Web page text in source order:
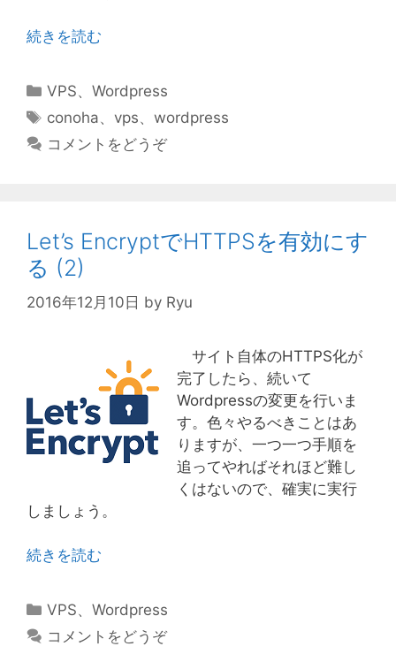
続きを読む
カ
テ
リ
VPS、Wordpress
タ
グ
conoha、 vps、wordpress
コメントをどうぞ
Let’s EncryptでHTTPSを有効にす
る (2)
2016年12月10日 by Ryu
サイト自体のHTTPS化が
完了したら、続いて
Wordpressの変更を行いま
す。色々やるべきことはあ
りますが、一つ一つ手順を
追ってやればそれほど難し
くはないので、確実に実行
しましょう。
続きを読む
カ
テ
VPS、Wordpress
コメントをどうぞ